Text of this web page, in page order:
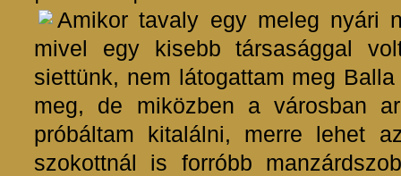
Amikor tavaly egy meleg nyári
mivel egy kisebb társasággal
siettünk, nem látogattam meg
meg, de miközben a városban
próbáltam kitalálni, merre lehet
szokottnál is forróbb